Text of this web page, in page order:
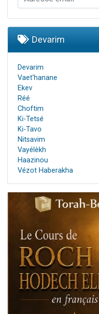
Devarim
Devarim
Vaet'hanane
Ekev
Réé
Choftim
Ki-Tetsé
Ki-Tavo
Nitsavim
Vayélèkh
Haazinou
Vézot Haberakha